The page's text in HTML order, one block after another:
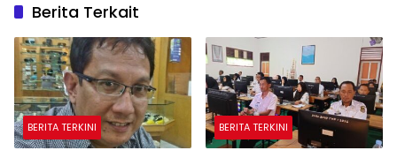
Berita Terkait
BERITA TERKINI BERITA TERKINI